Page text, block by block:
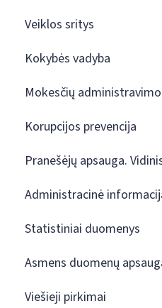
Veiklos sritys
Kokybės vadyba
Mokesčių
Korupcijos prevencija
Pranešėjų apsauga.
Administracinė
Statistiniai duomenys
Asmens duomenų
Viešieji pirkimai